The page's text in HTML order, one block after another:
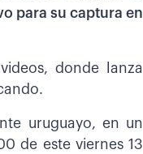
para su captura en
donde lanza
uruguayo, en un
de este viernes 13